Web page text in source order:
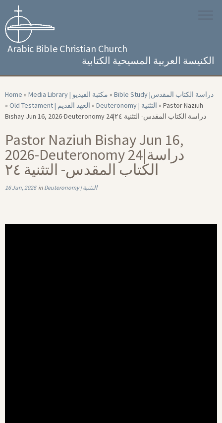
content
Arabic Bible Christian Church
الكنيسة العربية المسيحية الكتابية
Home » Media Library | مكتبة الفيديو »
Bible Study |‏ دراسة الكتاب المقدس
»
Old Testament | العهد القديم » Deuteronomy | التثنية » Pastor Naziuh
Bishay Jun 16, 2026-Deuteronomy 24|‏ دراسة الكتاب المقدس- التثنية ۲٤
Pastor Naziuh Bishay Jun 16,
2026-Deuteronomy 24|‏ دراسة
الكتاب المقدس- التثنية ۲٤
16 Jun, 2026in Deuteronomy | التثنية